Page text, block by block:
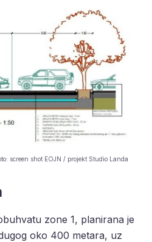
screen shot EOJN / projekt Studio Landa
zone 1, planirana je
oko 400 metara, uz